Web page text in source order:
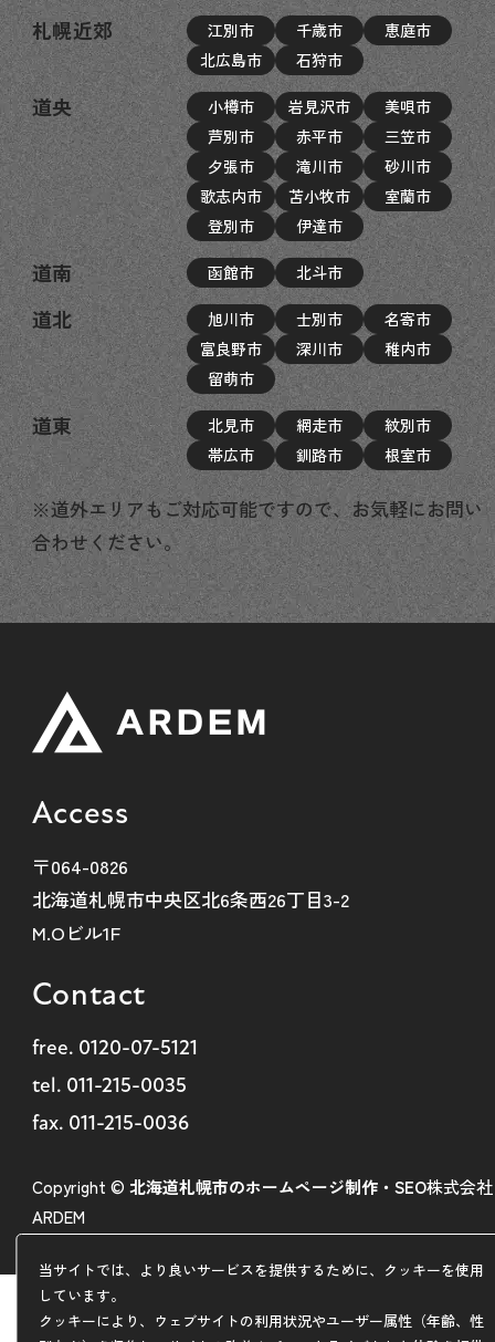
当サイトでは、より良いサービスを提供するために、クッキーを使用
しています。
クッキーにより、ウェブサイトの利用状況やユーザー属性（年齢、性
札幌近郊 江別市 千歳市
恵庭市
北広島市
石狩市
道央 小樽市 岩見沢市
美唄市
芦別市
赤平市
三笠市
夕張市
滝川市
砂川市
歌志内市
苫小牧市
室蘭市
登別市
伊達市
道南 函館市 北斗市
道北 旭川市 士別市
名寄市
富良野市
深川市
稚内市
留萌市
道東 北見市 網走市
紋別市
帯広市
釧路市 根室市
※道外エリアもご対応可能ですので、お気軽にお問い
合わせください。
Access
〒064-0826
北海道札幌市中央区北6条西26丁目3-2
M.Oビル1F
Contact
free. 0120-07-5121
tel. 011-215-0035
fax. 011-215-0036
Copyright © 北海道札幌市のホームページ制作・SEO株式会社
ARDEM